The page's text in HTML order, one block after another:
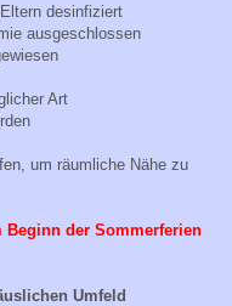
desinfiziert
ausgeschlossen
Art
um räumliche Nähe zu
der Sommerferien
Umfeld